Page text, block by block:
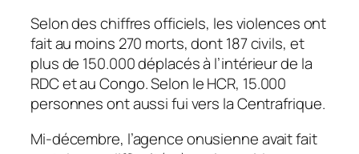
Selon des chiffres officiels, les violences ont
fait au moins 270 morts, dont 187 civils, et
plus de 150.000 déplacés à l’intérieur de la
RDC et au Congo. Selon le HCR, 15.000
personnes ont aussi fui vers la Centrafrique.
Mi-décembre, l’agence onusienne avait fait